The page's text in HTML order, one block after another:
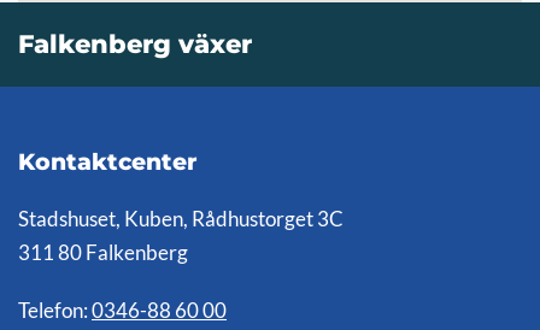
Falkenberg växer
Kontaktcenter
Stadshuset, Kuben, Rådhustorget 3C
311 80 Falkenberg
Telefon: 0346-88 60 00